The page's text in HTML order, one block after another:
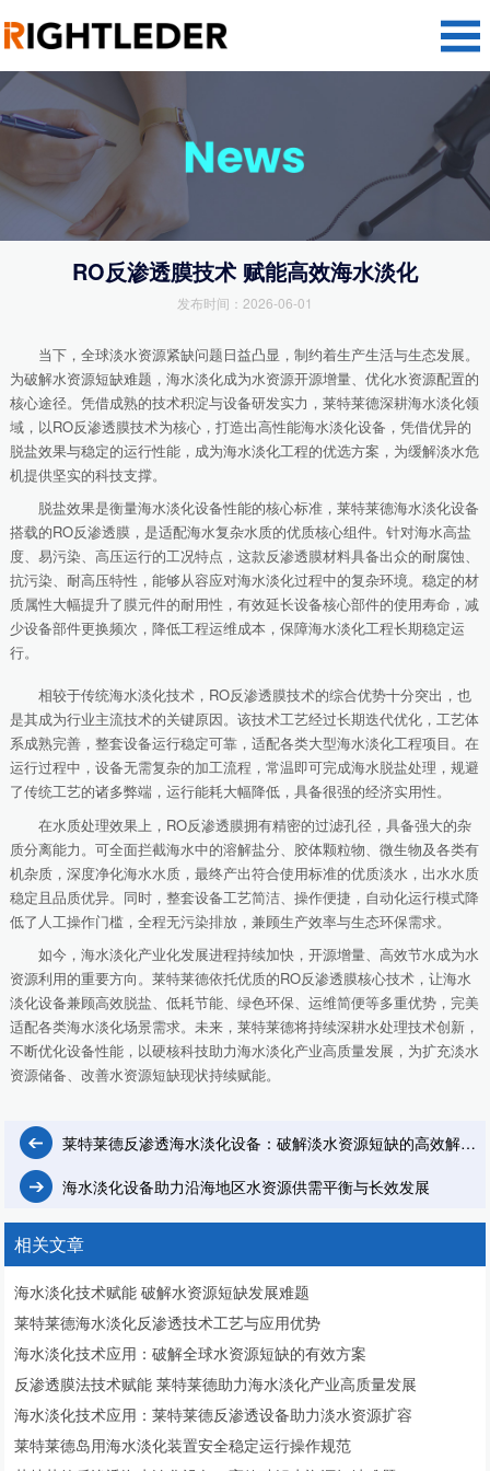
RO反渗透膜技术 赋能高效海水淡化
发布时间：2026-06-01
当下，全球淡水资源紧缺问题日益凸显，制约着生产生活与生态发展。
为破解水资源短缺难题，海水淡化成为水资源开源增量、优化水资源配置的
核心途径。凭借成熟的技术积淀与设备研发实力，莱特莱德深耕海水淡化领
域，以RO反渗透膜技术为核心，打造出高性能海水淡化设备，凭借优异的
脱盐效果与稳定的运行性能，成为海水淡化工程的优选方案，为缓解淡水危
机提供坚实的科技支撑。
脱盐效果是衡量海水淡化设备性能的核心标准，莱特莱德海水淡化设备
搭载的RO反渗透膜，是适配海水复杂水质的优质核心组件。针对海水高盐
度、易污染、高压运行的工况特点，这款反渗透膜材料具备出众的耐腐蚀、
抗污染、耐高压特性，能够从容应对海水淡化过程中的复杂环境。稳定的材
质属性大幅提升了膜元件的耐用性，有效延长设备核心部件的使用寿命，减
少设备部件更换频次，降低工程运维成本，保障海水淡化工程长期稳定运
行。
相较于传统海水淡化技术，RO反渗透膜技术的综合优势十分突出，也
是其成为行业主流技术的关键原因。该技术工艺经过长期迭代优化，工艺体
系成熟完善，整套设备运行稳定可靠，适配各类大型海水淡化工程项目。在
运行过程中，设备无需复杂的加工流程，常温即可完成海水脱盐处理，规避
了传统工艺的诸多弊端，运行能耗大幅降低，具备很强的经济实用性。
在水质处理效果上，RO反渗透膜拥有精密的过滤孔径，具备强大的杂
质分离能力。可全面拦截海水中的溶解盐分、胶体颗粒物、微生物及各类有
机杂质，深度净化海水水质，最终产出符合使用标准的优质淡水，出水水质
稳定且品质优异。同时，整套设备工艺简洁、操作便捷，自动化运行模式降
低了人工操作门槛，全程无污染排放，兼顾生产效率与生态环保需求。
如今，海水淡化产业化发展进程持续加快，开源增量、高效节水成为水
资源利用的重要方向。莱特莱德依托优质的RO反渗透膜核心技术，让海水
淡化设备兼顾高效脱盐、低耗节能、绿色环保、运维简便等多重优势，完美
适配各类海水淡化场景需求。未来，莱特莱德将持续深耕水处理技术创新，
不断优化设备性能，以硬核科技助力海水淡化产业高质量发展，为扩充淡水
资源储备、改善水资源短缺现状持续赋能。
莱特莱德反渗透海水淡化设备：破解淡水资源短缺的高效解决方案
海水淡化设备助力沿海地区水资源供需平衡与长效发展
相关文章
海水淡化技术赋能 破解水资源短缺发展难题
莱特莱德海水淡化反渗透技术工艺与应用优势
海水淡化技术应用：破解全球水资源短缺的有效方案
反渗透膜法技术赋能 莱特莱德助力海水淡化产业高质量发展
海水淡化技术应用：莱特莱德反渗透设备助力淡水资源扩容
莱特莱德岛用海水淡化装置安全稳定运行操作规范